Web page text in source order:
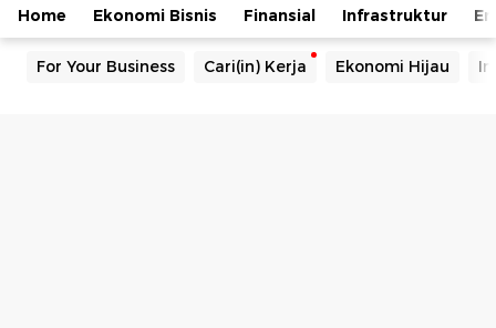
Home Ekonomi Bisnis Finansial Infrastruktur
For Your Business Cari(in) Kerja Ekonomi Hijau